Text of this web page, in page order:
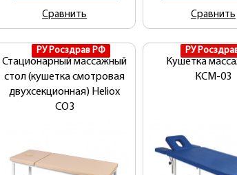
Сравнить Сравнить
РУ Росздрав РФ
Стационарный массажный
стол (кушетка смотровая
двухсекционная) Heliox
CO3
РУ
Кушетка
КСМ-03